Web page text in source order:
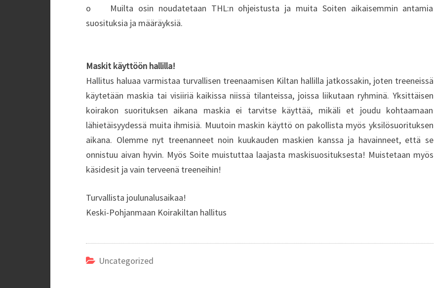
o Muilta osin noudatetaan THL:n ohjeistusta ja muita Soiten aikaisemmin antamia
suosituksia ja määräyksiä.
Maskit käyttöön hallilla!
Hallitus haluaa varmistaa turvallisen treenaamisen Kiltan hallilla jatkossakin, joten treeneissä
käytetään maskia tai visiiriä kaikissa niissä tilanteissa, joissa liikutaan ryhminä. Yksittäisen
koirakon suorituksen aikana maskia ei tarvitse käyttää, mikäli et joudu kohtaamaan
lähietäisyydessä muita ihmisiä. Muutoin maskin käyttö on pakollista myös yksilösuorituksen
aikana. Olemme nyt treenanneet noin kuukauden maskien kanssa ja havainneet, että se
onnistuu aivan hyvin. Myös Soite muistuttaa laajasta maskisuosituksesta! Muistetaan myös
käsidesit ja vain terveenä treeneihin!
Turvallista joulunalusaikaa!
Keski-Pohjanmaan Koirakiltan hallitus
Uncategorized